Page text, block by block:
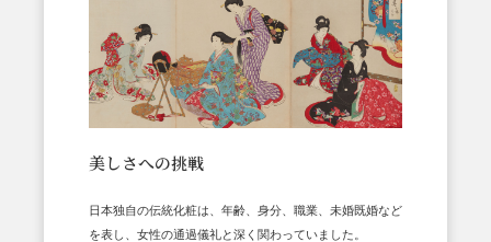
美しさへの挑戦
日本独自の伝統化粧は、年齢、身分、職業、未婚既婚など
を表し、女性の通過儀礼と深く関わっていました。